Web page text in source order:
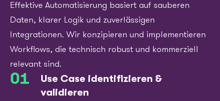
Effektive Automatisierung basiert auf sauberen
Daten, klarer Logik und zuverlässigen
Integrationen. Wir konzipieren und implementieren
Workflows, die technisch robust und kommerziell
relevant sind.
01
Use Case identifizieren &
validieren